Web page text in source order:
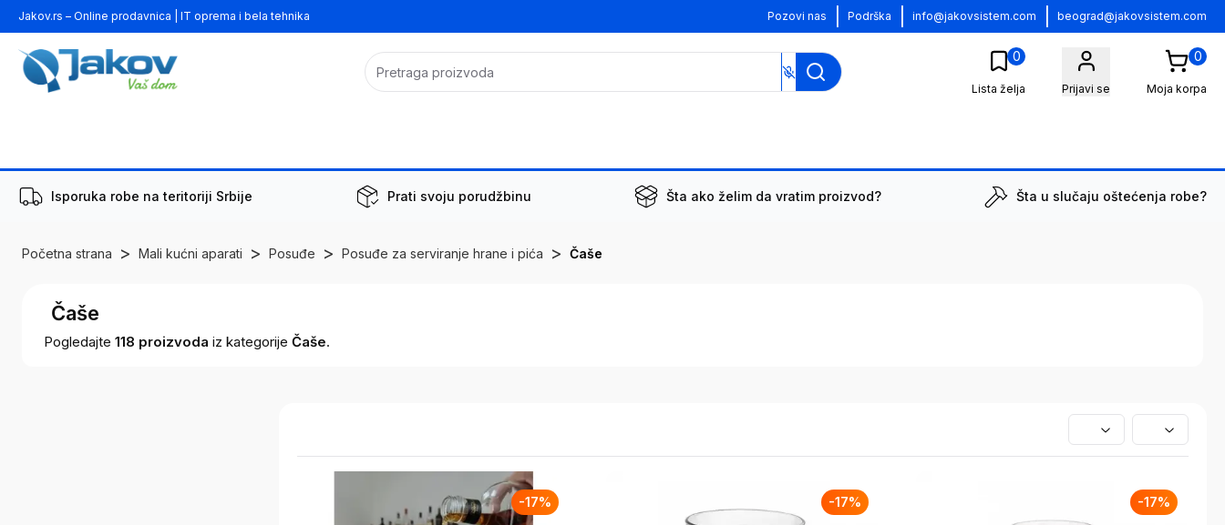
Jakov.rs – Online prodavnica | IT oprema i bela tehnika Pozovi nas Podrška info@jakovsistem.com beograd@jakovsistem.com
0
Lista želja Prijavi se
0
Moja korpa
Isporuka robe na teritoriji Srbije Prati svoju porudžbinu Šta ako želim da vratim proizvod? Šta u slučaju oštećenja robe?
Početna strana > Mali kućni aparati > Posuđe > Posuđe za serviranje hrane i pića > Čaše
Čaše
Pogledajte 118 proizvoda iz kategorije Čaše.
-17% -17% -17%